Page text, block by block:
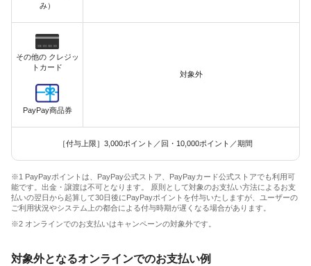
み）
その他の クレジッ
トカード
PayPay商品券
対象外
［付与上限］3,000ポイント／回・10,000ポイント／期間
※1 PayPayポイントは、PayPay公式ストア、PayPayカード公式ストアでも利用可
能です。出金・譲渡は不可となります。 原則として対象のお支払い方法によるお支
払いの翌日から起算して30日後にPayPayポイントを付与いたしますが、ユーザーの
ご利用状況やシステム上の都合による付与時期が遅くなる場合があります。
※2 オンラインでのお支払いはキャンペーンの対象外です。
対象外となるオンラインでのお支払い例